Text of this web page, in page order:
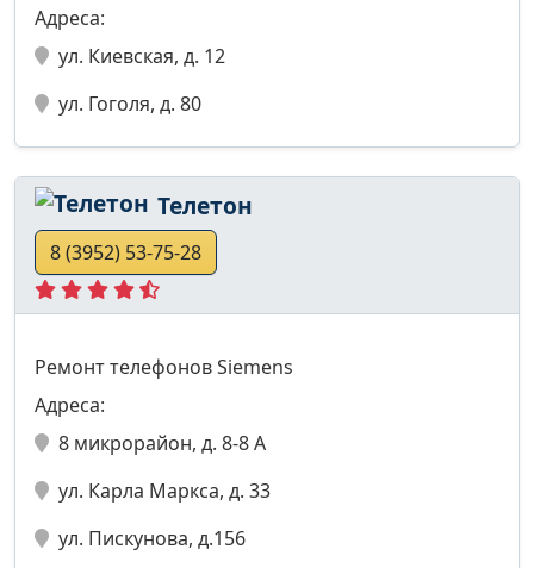
Адреса:
ул. Киевская, д. 12
ул. Гоголя, д. 80
Телетон
8 (3952) 53-75-28
Ремонт телефонов Siemens
Адреса:
8 микрорайон, д. 8-8 А
ул. Карла Маркса, д. 33
ул. Пискунова, д.156